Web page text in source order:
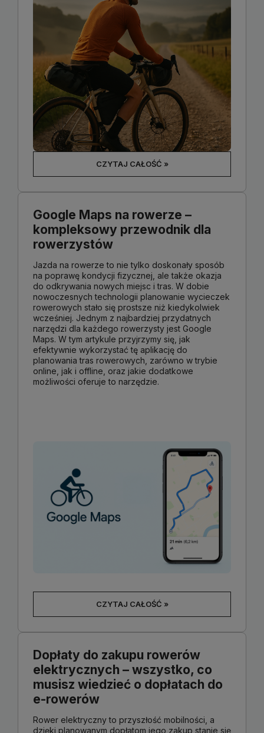
CZYTAJ CAŁOŚĆ »
Google Maps na rowerze –
kompleksowy przewodnik dla
rowerzystów
Jazda na rowerze to nie tylko doskonały sposób
na poprawę kondycji fizycznej, ale także okazja
do odkrywania nowych miejsc i tras. W dobie
nowoczesnych technologii planowanie wycieczek
rowerowych stało się prostsze niż kiedykolwiek
wcześniej. Jednym z najbardziej przydatnych
narzędzi dla każdego rowerzysty jest Google
Maps. W tym artykule przyjrzymy się, jak
efektywnie wykorzystać tę aplikację do
planowania tras rowerowych, zarówno w trybie
online, jak i offline, oraz jakie dodatkowe
możliwości oferuje to narzędzie.
CZYTAJ CAŁOŚĆ »
Dopłaty do zakupu rowerów
elektrycznych – wszystko, co
musisz wiedzieć o dopłatach do
e-rowerów
Rower elektryczny to przyszłość mobilności, a
dzięki planowanym dopłatom jego zakup stanie się